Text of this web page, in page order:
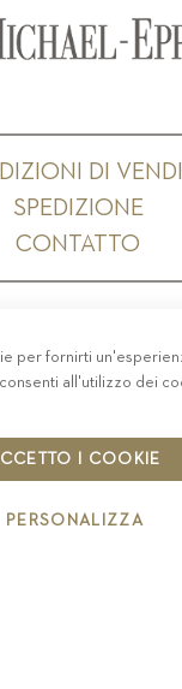
DI
SPEDIZIONE
CONTATTO
-
CODICE ETICO
IT00126670215
per fornirti
all'utilizzo dei
I COOKIE
PERSONALIZZA